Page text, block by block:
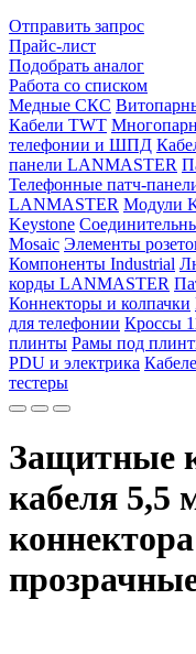
Отправить запрос
Прайс-лист
Подобрать аналог
Работа со списком
Медные СКС
Кабели TWT
телефонии и ШПД
панели LANMASTER
Телефонные патч-
LANMASTER Модули
Keystone
Mosaic Элементы
Компоненты Industrial
корды LANMASTER
Коннекторы и колпачки
для телефонии Кроссы
плинты Рамы под
PDU и электрика
тестеры
Защитные
кабеля 5,5